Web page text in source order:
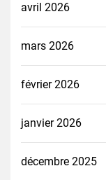
avril 2026
mars 2026
février 2026
janvier 2026
décembre 2025